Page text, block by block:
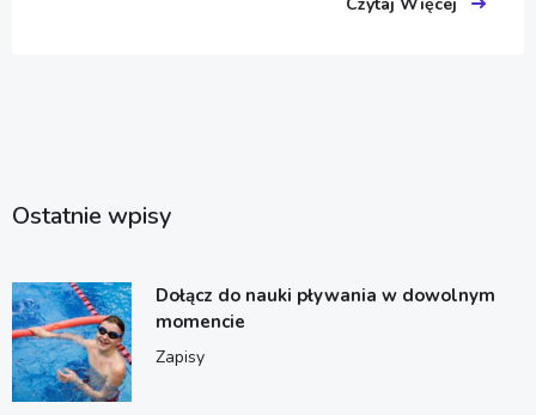
Czytaj Więcej
Ostatnie wpisy
Dołącz do nauki pływania w dowolnym
momencie
Zapisy